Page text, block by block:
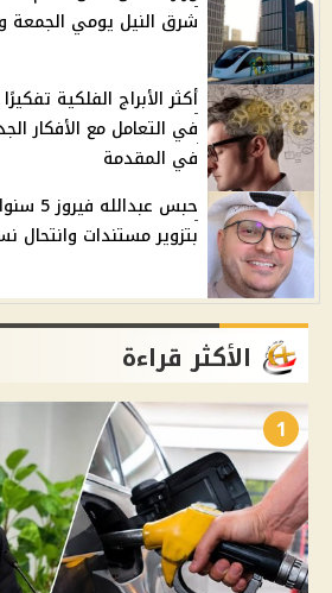
شرق النيل يومي الجمعة
أكثر الأبراج الفلكية
في التعامل مع الأفكار
في المقدمة
حبس
بتزوير مستندات وانتحال
الأكثر قراءة
1